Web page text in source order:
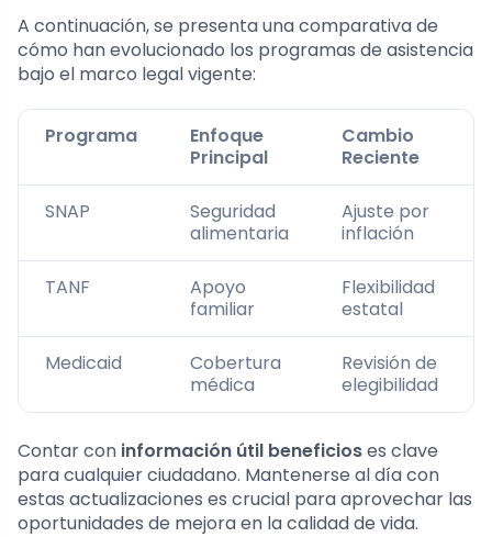
A continuación, se presenta una comparativa de
cómo han evolucionado los programas de asistencia
bajo el marco legal vigente:
Programa
Enfoque
Principal
Cambio
Reciente
SNAP
Seguridad
alimentaria
Ajuste por
inflación
TANF
Apoyo
familiar
Flexibilidad
estatal
Medicaid
Cobertura
médica
Revisión de
elegibilidad
Contar con información útil beneficioses clave
para cualquier ciudadano. Mantenerse al día con
estas actualizaciones es crucial para aprovechar las
oportunidades de mejora en la calidad de vida.